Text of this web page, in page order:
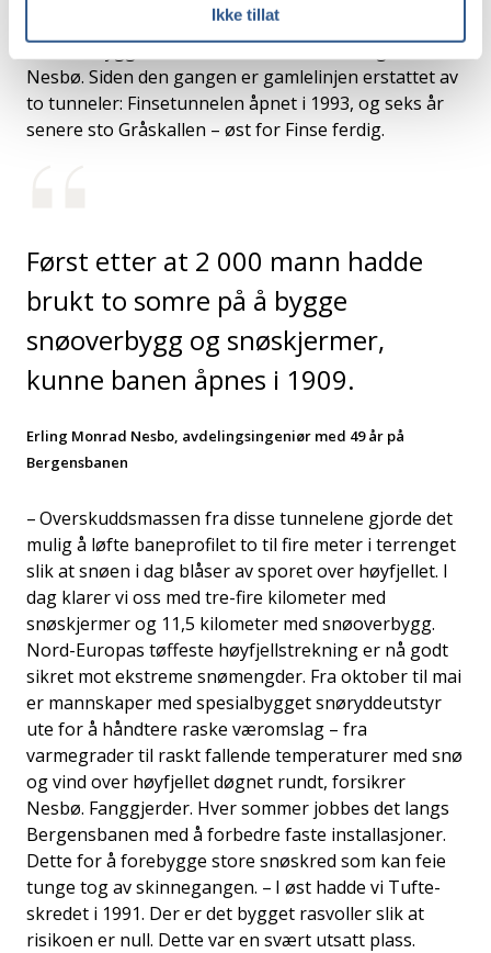
Ikke tillat
målte jeg en snødybde på 17 meter på et
snøoverbygg ved Fokkstova, forteller Erling Monrad
Nesbø. Siden den gangen er gamlelinjen erstattet av
to tunneler: Finsetunnelen åpnet i 1993, og seks år
senere sto Gråskallen – øst for Finse ferdig.
Først etter at 2 000 mann hadde
brukt to somre på å bygge
snøoverbygg og snøskjermer,
kunne banen åpnes i 1909.
Erling Monrad Nesbo, avdelingsingeniør med 49 år på
Bergensbanen
– Overskuddsmassen fra disse tunnelene gjorde det
mulig å løfte baneprofilet to til fire meter i terrenget
slik at snøen i dag blåser av sporet over høyfjellet. I
dag klarer vi oss med tre-fire kilometer med
snøskjermer og 11,5 kilometer med snøoverbygg.
Nord-Europas tøffeste høyfjellstrekning er nå godt
sikret mot ekstreme snømengder. Fra oktober til mai
er mannskaper med spesialbygget snøryddeutstyr
ute for å håndtere raske væromslag – fra
varmegrader til raskt fallende temperaturer med snø
og vind over høyfjellet døgnet rundt, forsikrer
Nesbø. Fanggjerder. Hver sommer jobbes det langs
Bergensbanen med å forbedre faste installasjoner.
Dette for å forebygge store snøskred som kan feie
tunge tog av skinnegangen. – I øst hadde vi Tufte-
skredet i 1991. Der er det bygget rasvoller slik at
risikoen er null. Dette var en svært utsatt plass.